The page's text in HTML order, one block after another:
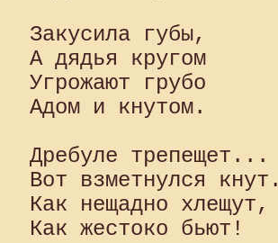
Закусила губы,
А дядья кругом
Угрожают грубо
Адом и кнутом.
Дребуле трепещет...
Вот взметнулся кнут.
Как нещадно хлещут,
Как жестоко бьют!